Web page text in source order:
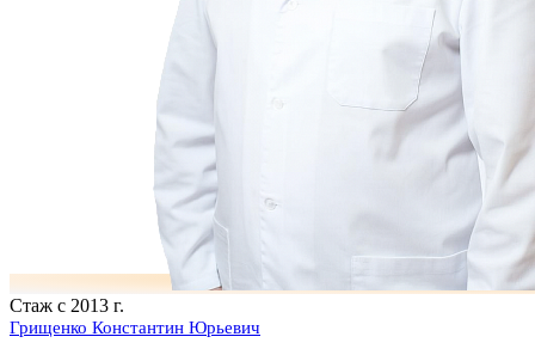
Стаж с 2013 г.
Грищенко Константин Юрьевич